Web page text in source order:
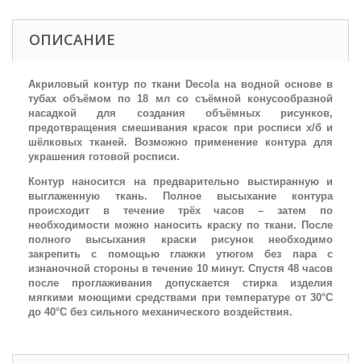
ОПИСАНИЕ
Акриловый контур по ткани Decola на водной основе в
тубах объёмом по 18 мл со съёмной конусообразной
насадкой для создания объёмных рисунков,
предотвращения смешивания красок при росписи х/б и
шёлковых тканей. Возможно применение контура для
украшения готовой росписи.
Контур наносится на предварительно выстиранную и
выглаженную ткань. Полное высыхание контура
происходит в течение трёх часов – затем по
необходимости можно наносить краску по ткани. После
полного высыхания краски рисунок необходимо
закрепить с помощью глажки утюгом без пара с
изнаночной стороны в течение 10 минут. Спустя 48 часов
после проглаживания допускается стирка изделия
мягкими моющими средствами при температуре от 30°С
до 40°С без сильного механического воздействия.